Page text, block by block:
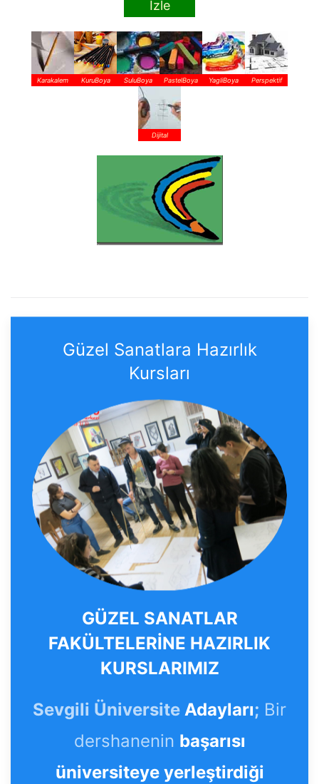
İzle
Karakalem KuruBoya SuluBoya PastelBoya YagliBoya Perspektif
Dijital
Güzel Sanatlara Hazırlık
Kursları
GÜZEL SANATLAR
FAKÜLTELERİNE HAZIRLIK
KURSLARIMIZ
Sevgili Üniversite Adayları; Bir
dershanenin başarısı
üniversiteye yerleştirdiği